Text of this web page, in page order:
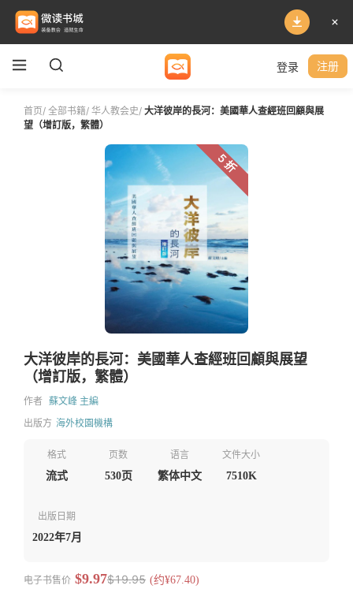
登录 注册
首页/ 全部书籍/ 华人教会史/ 大洋彼岸的長河：美國華人查經班回顧與展
望（增訂版，繁體）
5 折
大洋彼岸的長河：美國華人查經班回顧與展望
（增訂版，繁體）
作者 蘇文峰 主編
出版方 海外校園機構
格式
流式
页数
530页
语言
繁体中文
文件大小
7510K
出版日期
2022年7月
电子书售价 $9.97$19.95 (约¥67.40)